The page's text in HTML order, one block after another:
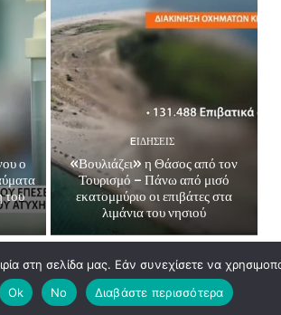
ο
του
EΙΔΗΣΕΙΣ
«Βουλιάζει» η Θάσος από τον
Τουρισμό – Πάνω από μισό
εκατομμύριο οι επιβάτες στα
λιμάνια του νησιού
στη σελίδα μας. Εάν συνεχίσετε να
Ok
No Διαβάστε περισσότερα